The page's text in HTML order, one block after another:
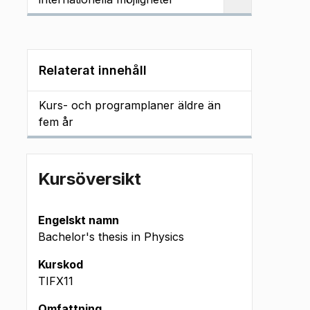
Relaterat innehåll
Kurs- och programplaner äldre än
fem år
Kursöversikt
Engelskt namn
Bachelor's thesis in Physics
Kurskod
TIFX11